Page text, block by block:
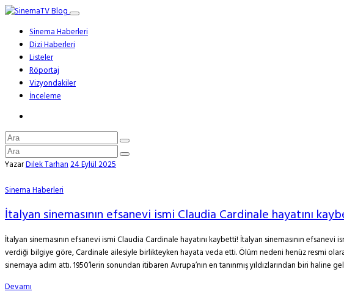
Sinema Haberleri
Dizi Haberleri
Listeler
Röportaj
Vizyondakiler
İnceleme
YazarDilek Tarhan24 Eylül 2025
Sinema Haberleri
İtalyan sinemasının efsanevi ismi Claudia Cardinale hayatını
İtalyan sinemasının efsanevi ismi Claudia Cardinale hayatını kaybetti! İtalyan sinemasının
verdiği bilgiye göre, Cardinale ailesiyle birlikteyken hayata veda etti. Ölüm nedeni henüz resmi
sinemaya adım attı. 1950’lerin sonundan itibaren Avrupa’nın en tanınmış yıldızlarından biri haline
Devamı